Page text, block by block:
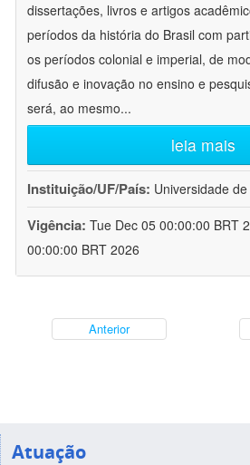
dissertações, livros e artigos
períodos da história do Brasil com
os períodos colonial e imperial, de
difusão e inovação no ensino e
será, ao mesmo...
leia mais
Instituição/UF/País: Universidade
Vigência: Tue Dec 05 00:00:00 BRT
00:00:00 BRT 2026
Anterior
Atuação